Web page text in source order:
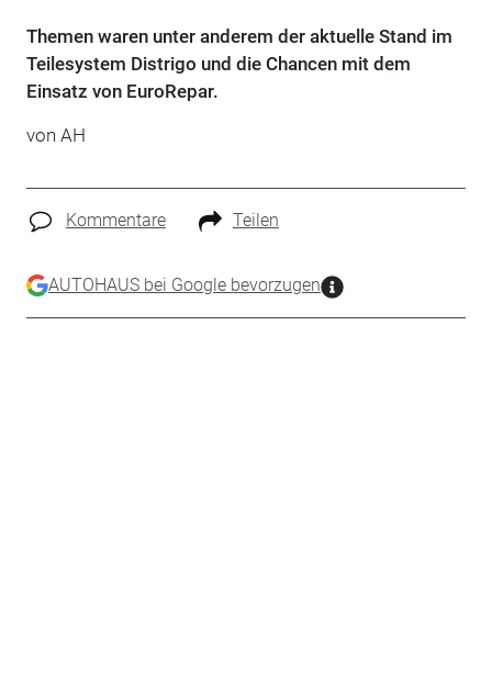
Themen waren unter anderem der aktuelle Stand im
Teilesystem Distrigo und die Chancen mit dem
Einsatz von EuroRepar.
von AH
Kommentare Teilen
AUTOHAUS bei Google bevorzugen